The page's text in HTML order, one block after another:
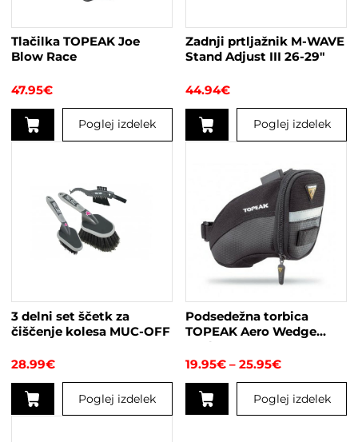
Tlačilka TOPEAK Joe
Blow Race
47.95€
Poglej izdelek
Možnosti
strani
izdelka
Zadnji prtljažnik M-WAVE
Stand Adjust III 26-29″
44.94€
Poglej izdelek
3 delni set ščetk za
čiščenje kolesa MUC-OFF
28.99€
Poglej izdelek
Podsedežna torbica
TOPEAK Aero Wedge
Pack
19.95€ – 25.95€Cenovni
od
19.95€
do
Poglej izdelek